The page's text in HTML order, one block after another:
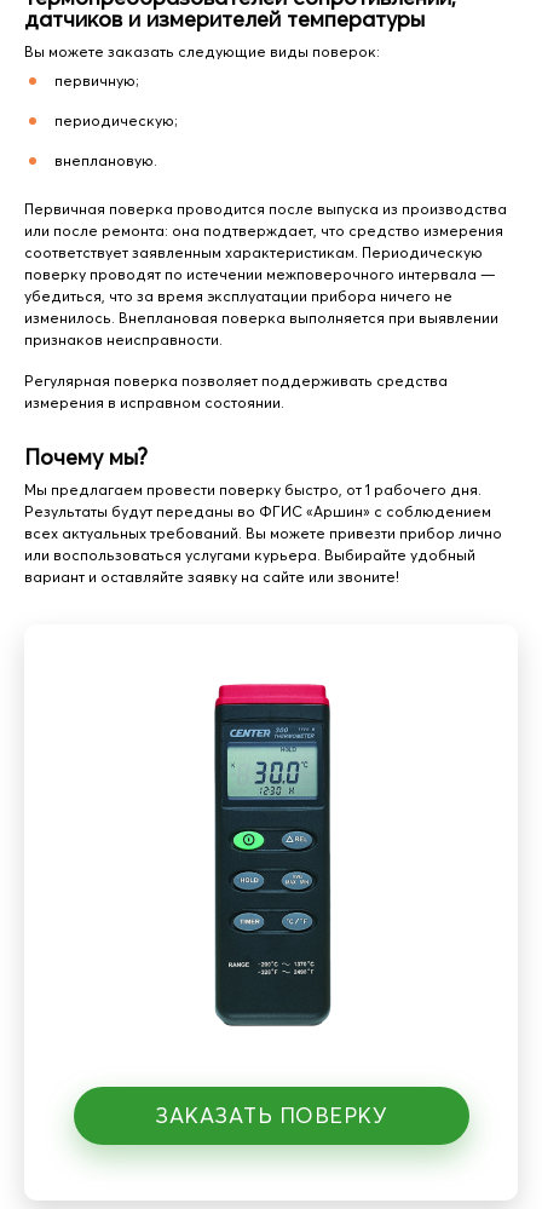
датчиков и измерителей температуры
Вы можете заказать следующие виды поверок:
первичную;
периодическую;
внеплановую.
Первичная поверка проводится после выпуска из производства
или после ремонта: она подтверждает, что средство измерения
соответствует заявленным характеристикам. Периодическую
поверку проводят по истечении межповерочного интервала —
убедиться, что за время эксплуатации прибора ничего не
изменилось. Внеплановая поверка выполняется при выявлении
признаков неисправности.
Регулярная поверка позволяет поддерживать средства
измерения в исправном состоянии.
Почему мы?
Мы предлагаем провести поверку быстро, от 1 рабочего дня.
Результаты будут переданы во ФГИС «Аршин» с соблюдением
всех актуальных требований. Вы можете привезти прибор лично
или воспользоваться услугами курьера. Выбирайте удобный
вариант и оставляйте заявку на сайте или звоните!
ЗАКАЗАТЬ ПОВЕРКУ